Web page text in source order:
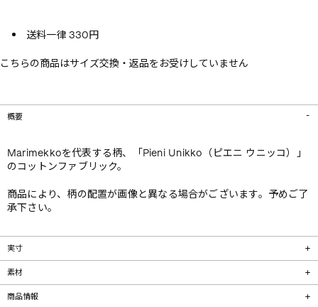
送料一律 330円
こちらの商品はサイズ交換・返品をお受けしていません
概要
Marimekkoを代表する柄、「Pieni Unikko（ピエニ ウニッコ）」
のコットンファブリック。
商品により、柄の配置が画像と異なる場合がございます。予めご了
承下さい。
実寸
素材
商品情報